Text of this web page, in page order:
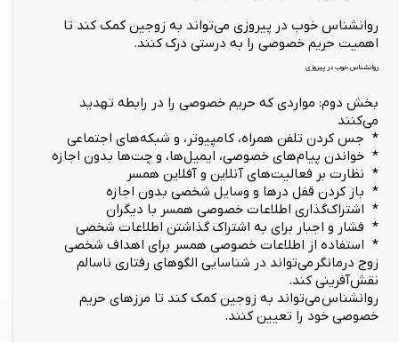
روانشناس خوب در پیروزی می‌تواند به زوجین کمک کند تا
اهمیت حریم خصوصی را به درستی درک کنند.
روانشناس خوب در پیروزی
بخش دوم: مواردی که حریم خصوصی را در رابطه تهدید
می‌کنند
* جس کردن تلفن همراه، کامپیوتر، و شبکه‌های اجتماعی
* خواندن پیام‌های خصوصی، ایمیل‌ها، و چت‌ها بدون اجازه
* نظارت بر فعالیت‌های آنلاین و آفلاین همسر
* باز کردن قفل درها و وسایل شخصی بدون اجازه
* اشتراک‌گذاری اطلاعات خصوصی همسر با دیگران
* فشار و اجبار برای به اشتراک گذاشتن اطلاعات شخصی
* استفاده از اطلاعات خصوصی همسر برای اهداف شخصی
زوج درمانگر می‌تواند در شناسایی الگوهای رفتاری ناسالم
نقش‌آفرینی کند.
روانشناس می‌تواند به زوجین کمک کند تا مرزهای حریم
خصوصی خود را تعیین کنند.